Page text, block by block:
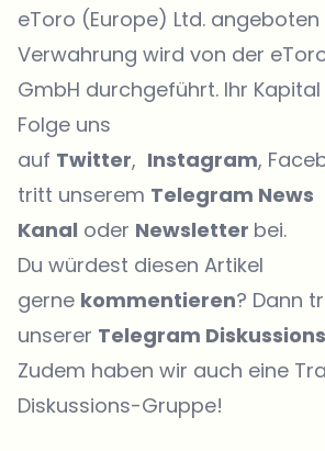
eToro (Europe) Ltd.
Verwahrung wird von der
GmbH durchgeführt. Ihr
Folge uns
auf Twitter, Instagram,
tritt unserem Telegram News
Kanal oder Newsletter bei.
Du würdest diesen Artikel
gerne kommentieren? Dann
unserer Telegram
Zudem haben wir auch eine
Diskussions-Gruppe!